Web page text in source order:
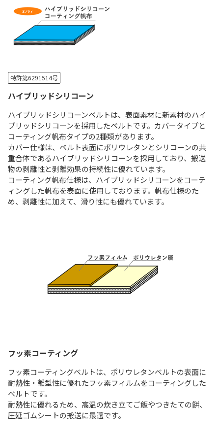
特許第6291514号
ハイブリッドシリコーン
ハイブリッドシリコーンベルトは、表面素材に新素材のハイ
ブリッドシリコーンを採用したベルトです。カバータイプと
コーティング帆布タイプの2種類があります。
カバー仕様は、ベルト表面にポリウレタンとシリコーンの共
重合体であるハイブリッドシリコーンを採用しており、搬送
物の剥離性と剥離効果の持続性に優れています。
コーティング帆布仕様は、ハイブリッドシリコーンをコーテ
ィングした帆布を表面に使用しております。帆布仕様のた
め、剥離性に加えて、滑り性にも優れています。
フッ素コーティング
フッ素コーティングベルトは、ポリウレタンベルトの表⾯に
耐熱性・離型性に優れたフッ素フィルムをコーティングした
ベルトです。
耐熱性に優れるため、⾼温の炊き⽴てご飯やつきたての餅、
圧延ゴムシートの搬送に最適です。